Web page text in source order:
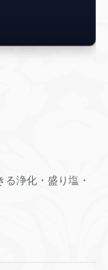
浄化・盛り塩・